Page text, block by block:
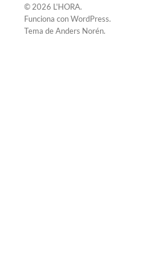
© 2026 L'HORA.
Funciona conWordPress.
Tema deAnders Norén.